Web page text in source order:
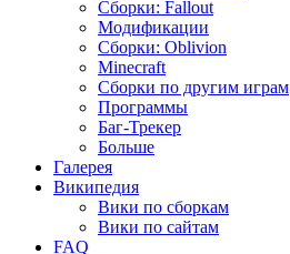
Сборки: Fallout
Модификации
Сборки: Oblivion
Minecraft
Сборки по другим играм
Программы
Баг-Трекер
Больше
Галерея
Википедия
Вики по сборкам
Вики по сайтам
FAQ